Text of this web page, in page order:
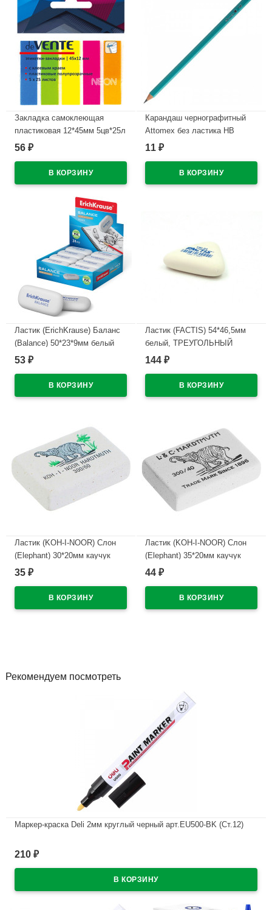
Закладка самоклеющая
пластиковая 12*45мм 5цв*25л
(deVENTE) неон арт.2011307
56 ₽
Карандаш чернографитный
Attomex без ластика НВ
зеленый корпус пластиковый
11 ₽
Ластик (ErichKrause) Баланс
(Balance) 50*23*9мм белый
арт.34638
53 ₽
Ластик (FACTIS) 54*46,5мм
белый, ТРЕУГОЛЬНЫЙ
арт.TRI-24
144 ₽
Ластик (KOH-I-NOOR) Слон
(Elephant) 30*20мм каучук
арт.300/60
35 ₽
Ластик (KOH-I-NOOR) Слон
(Elephant) 35*20мм каучук
арт.300/40-48
44 ₽
Рекомендуем посмотреть
Маркер-краска Deli 2мм круглый черный арт.EU500-BK (Ст.12)
210 ₽